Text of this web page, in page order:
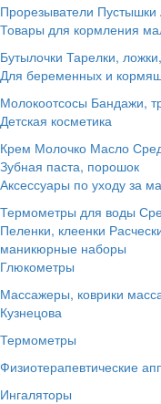
Прорезыватели Пустышки
Товары для кормления
Бутылочки Тарелки,
Для беременных и
Молокоотсосы Бандажи,
Детская косметика
Крем Молочко Масло
Зубная паста, порошок
Аксессуары по уходу за
Термометры для воды
Пеленки, клеенки
маникюрные наборы
Глюкометры
Массажеры, коврики
Кузнецова
Термометры
Физиотерапевтические
Ингаляторы